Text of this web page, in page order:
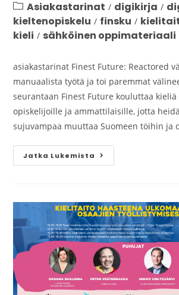
Asiakastarinat / digikirja /
kieltenopiskelu / finsku /
kieli / sähköinen oppimateriaali
asiakastarinat Finest Future: Reactored
manuaalista työtä ja toi paremmat
seurantaan Finest Future kouluttaa
opiskelijoille ja ammattilaisille, jotta
sujuvampaa muuttaa Suomeen töihin ja
Jatka Lukemista